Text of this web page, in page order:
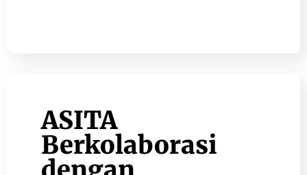
ASITA
Berkolaborasi